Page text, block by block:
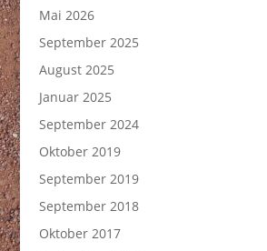
Mai 2026
September 2025
August 2025
Januar 2025
September 2024
Oktober 2019
September 2019
September 2018
Oktober 2017